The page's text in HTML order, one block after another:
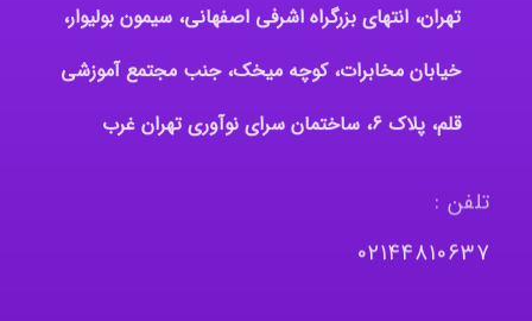
تهران، انتهای بزرگراه اشرفی اصفهانی، سیمون بولیوار،
خیابان مخابرات، کوچه میخک، جنب مجتمع آموزشی
قلم، پلاک 6، ساختمان سرای نوآوری تهران غرب
تلفن :
٠٢١٤٤٨١٠٦٣٧